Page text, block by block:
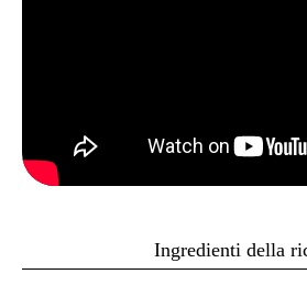
Ingredienti della